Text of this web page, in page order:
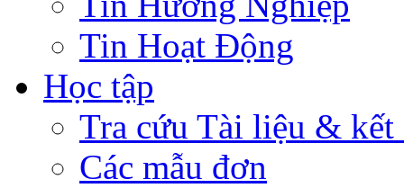
Tin Hoạt Động
Học tập
Tra cứu Tài liệu & kết
Các mẫu đơn